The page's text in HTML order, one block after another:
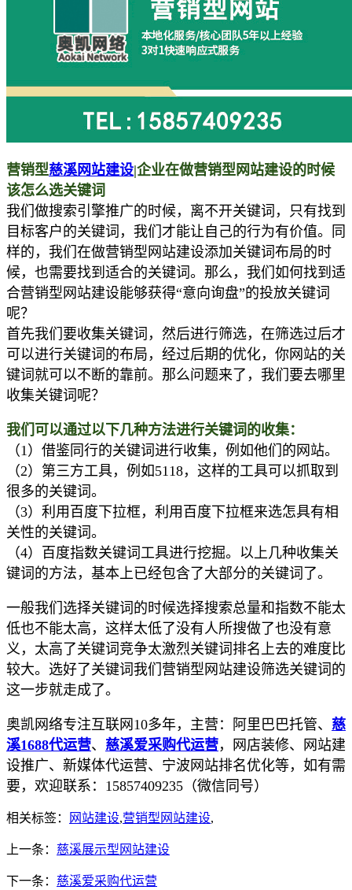
营销型慈溪网站建设|企业在做营销型网站建设的时候
该怎么选关键词
我们做搜索引擎推广的时候，离不开关键词，只有找到
目标客户的关键词，我们才能让自己的行为有价值。同
样的，我们在做营销型网站建设添加关键词布局的时
候，也需要找到适合的关键词。那么，我们如何找到适
合营销型网站建设能够获得“意向询盘”的投放关键词
呢？
首先我们要收集关键词，然后进行筛选，在筛选过后才
可以进行关键词的布局，经过后期的优化，你网站的关
键词就可以不断的靠前。那么问题来了，我们要去哪里
收集关键词呢？
我们可以通过以下几种方法进行关键词的收集：
（1）借鉴同行的关键词进行收集，例如他们的网站。
（2）第三方工具，例如5118，这样的工具可以抓取到
很多的关键词。
（3）利用百度下拉框，利用百度下拉框来选怎具有相
关性的关键词。
（4）百度指数关键词工具进行挖掘。以上几种收集关
键词的方法，基本上已经包含了大部分的关键词了。
一般我们选择关键词的时候选择搜索总量和指数不能太
低也不能太高，这样太低了没有人所搜做了也没有意
义，太高了关键词竞争太激烈关键词排名上去的难度比
较大。选好了关键词我们营销型网站建设筛选关键词的
这一步就走成了。
奥凯网络专注互联网10多年，主营：阿里巴巴托管、 慈
溪1688代运营、 慈溪爱采购代运营，网店装修、网站建
设推广、新媒体代运营、宁波网站排名优化等，如有需
要，欢迎联系：15857409235（微信同号）
相关标签： 网站建设,营销型网站建设,
上一条： 慈溪展示型网站建设
下一条： 慈溪爱采购代运营